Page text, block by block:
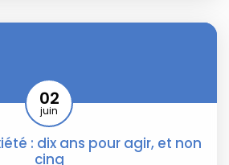
: dix ans pour agir, et non
cinq
02
juin